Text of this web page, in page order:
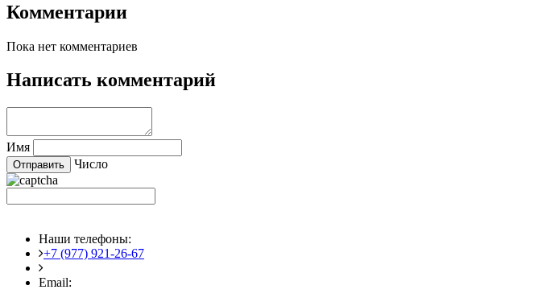
Комментарии
Пока нет комментариев
Написать комментарий
Имя
Число
Наши телефоны:
+7 (977) 921-26-67
Email: